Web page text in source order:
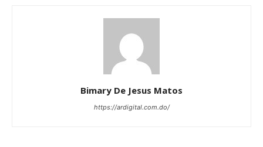
Bimary De Jesus Matos
https://ardigital.com.do/